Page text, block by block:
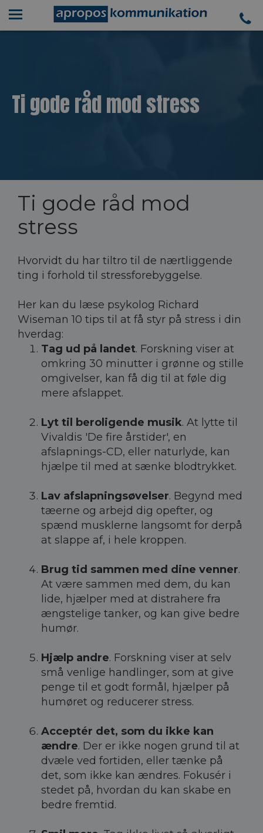
Ti gode råd mod stress
Ti gode råd mod
stress
Hvorvidt du har tiltro til de nærtliggende
ting i forhold til stressforebyggelse.
Her kan du læse psykolog Richard
Wiseman 10 tips til at få styr på stress i din
hverdag:
Tag ud på landet. Forskning viser at
omkring 30 minutter i grønne og stille
omgivelser, kan få dig til at føle dig
mere afslappet.
Lyt til beroligende musik. At lytte til
Vivaldis 'De fire årstider', en
afslapnings-CD, eller naturlyde, kan
hjælpe til med at sænke blodtrykket.
Lav afslapningsøvelser. Begynd med
tæerne og arbejd dig opefter, og
spænd musklerne langsomt for derpå
at slappe af, i hele kroppen.
Brug tid sammen med dine venner.
At være sammen med dem, du kan
lide, hjælper med at distrahere fra
ængstelige tanker, og kan give bedre
humør.
Hjælp andre. Forskning viser at selv
små venlige handlinger, som at give
penge til et godt formål, hjælper på
humøret og reducerer stress.
Acceptér det, som du ikke kan
ændre. Der er ikke nogen grund til at
dvæle ved fortiden, eller tænke på
det, som ikke kan ændres. Fokusér i
stedet på, hvordan du kan skabe en
bedre fremtid.